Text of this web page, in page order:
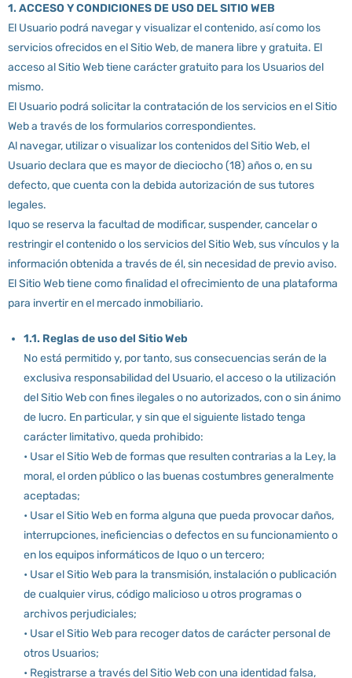
1. ACCESO Y CONDICIONES DE USO DEL SITIO WEB
El Usuario podrá navegar y visualizar el contenido, así como los
servicios ofrecidos en el Sitio Web, de manera libre y gratuita. El
acceso al Sitio Web tiene carácter gratuito para los Usuarios del
mismo.
El Usuario podrá solicitar la contratación de los servicios en el Sitio
Web a través de los formularios correspondientes.
Al navegar, utilizar o visualizar los contenidos del Sitio Web, el
Usuario declara que es mayor de dieciocho (18) años o, en su
defecto, que cuenta con la debida autorización de sus tutores
legales.
Iquo se reserva la facultad de modificar, suspender, cancelar o
restringir el contenido o los servicios del Sitio Web, sus vínculos y la
información obtenida a través de él, sin necesidad de previo aviso.
El Sitio Web tiene como finalidad el ofrecimiento de una plataforma
para invertir en el mercado inmobiliario.
1.1. Reglas de uso del Sitio Web
No está permitido y, por tanto, sus consecuencias serán de la
exclusiva responsabilidad del Usuario, el acceso o la utilización
del Sitio Web con fines ilegales o no autorizados, con o sin ánimo
de lucro. En particular, y sin que el siguiente listado tenga
carácter limitativo, queda prohibido:
• Usar el Sitio Web de formas que resulten contrarias a la Ley, la
moral, el orden público o las buenas costumbres generalmente
aceptadas;
• Usar el Sitio Web en forma alguna que pueda provocar daños,
interrupciones, ineficiencias o defectos en su funcionamiento o
en los equipos informáticos de Iquo o un tercero;
• Usar el Sitio Web para la transmisión, instalación o publicación
de cualquier virus, código malicioso u otros programas o
archivos perjudiciales;
• Usar el Sitio Web para recoger datos de carácter personal de
otros Usuarios;
• Registrarse a través del Sitio Web con una identidad falsa,